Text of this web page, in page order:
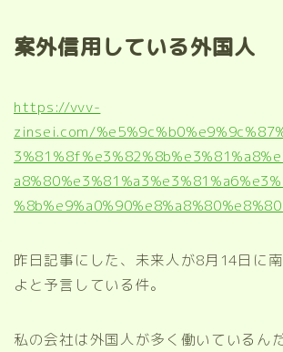
案外信用している外国人
https://vvv-
zinsei.com/
昨日記事にした、未来人が8月14日に
よと予言している件。
私の会社は外国人が多く働いているん